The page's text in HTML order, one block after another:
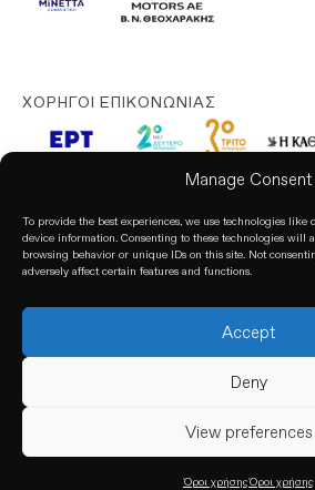
Manage Consent
To provide the best experiences, we use technologies like
device information. Consenting to these technologies will
browsing behavior or unique IDs on this site. Not
adversely affect certain features and functions.
Accept
Deny
View preferences
Όροι χρήσηςΌροι χρήσης
ΧΟΡΗΓΟΊ ΕΠΙΚΟΝΩΝΊΑΣ
© 2026. All rights reserved. based on